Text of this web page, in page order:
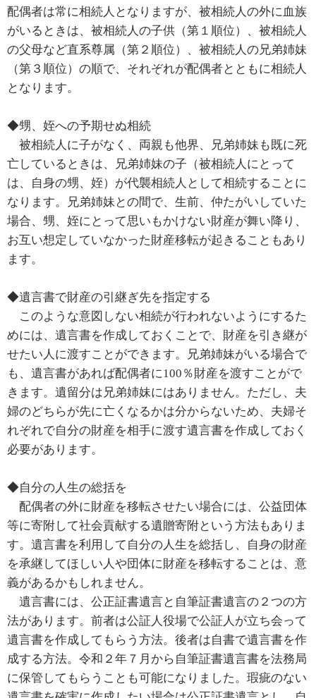
配偶者は常に相続人となりますが、被相続人の外に血族
がいるときは、被相続人の子供（第１順位）、被相続人
の父母など直系尊属（第２順位）、被相続人の兄弟姉妹
（第３順位）の順で、それぞれが配偶者とともに相続人
となります。
◆甥、姪への予期せぬ相続
被相続人に子がなく、両親も他界、兄弟姉妹も既に死
亡しているときは、兄弟姉妹の子（被相続人にとって
は、自身の甥、姪）が代襲相続人として相続することに
なります。兄弟姉妹との間で、生前、仲たがいしていた
場合、甥、姪にとって思いもかけない財産が舞い降り、
お互い想定していなかった財産移転が起きることもあり
ます。
◆遺言書で財産の引継ぎ先を指定する
このような意図しない相続が行われないようにするた
めには、遺言書を作成しておくことで、財産を引き継が
せたい人に渡すことができます。兄弟姉妹がいる場合で
も、遺言書があれば配偶者に100％財産を渡すことがで
きます。遺留分は兄弟姉妹にはありません。ただし、夫
婦のどちらが先に亡くなるかは分からないため、夫婦そ
れぞれで自分の財産を相手に渡す遺言書を作成しておく
必要があります。
◆自分の人生の総括を
配偶者の外に財産を移転させたい場合には、公益団体
等に寄附して社会貢献する遺贈寄附という方法もありま
す。遺言書を利用して自分の人生を総括し、自身の財産
を承継してほしい人や団体に財産を移転することは、意
義があるかもしれません。
遺言書には、公正証書遺言と自筆証書遺言の２つの方
法があります。前者は公証人役場で公証人が立ち会って
遺言書を作成してもらう方法。後者は自書で遺言書を作
成する方法。令和２年７月から自筆証書遺言書を法務局
に保管してもらうことも可能になりました。瑕疵のない